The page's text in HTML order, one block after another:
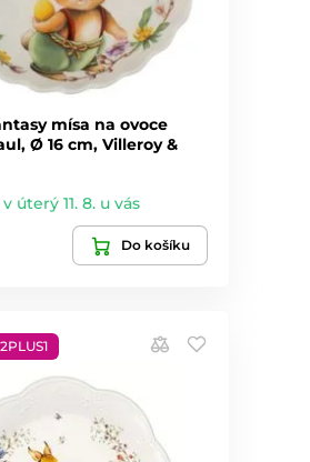
mísa na ovoce
Ø 16 cm, Villeroy &
v úterý 11. 8. u vás
Do košíku